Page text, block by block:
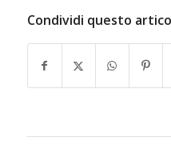
Condividi questo